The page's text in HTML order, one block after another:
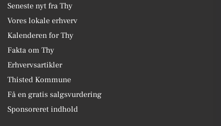
Seneste nyt fra Thy
Vores lokale erhverv
Kalenderen for Thy
Fakta om Thy
Erhvervsartikler
Thisted Kommune
Få en gratis salgsvurdering
Sponsoreret indhold